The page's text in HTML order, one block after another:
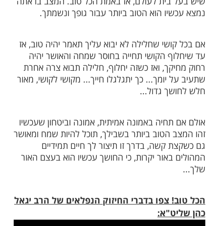
מוויזשניץ ואמר: "כשיש אמונה, אזי עכשיו
כן לא נכון לשיר ולזמר "זה יהיה טוב" - ואכן
כבר טוב היום" (רבי דוד צבי שנייבאלג)
שואלים לשלום חברנו ותשובתו היא: "בעזרת
מורה באצבע שכעת המצב לא טוב.
"אמונה בבורא היא לא לומר שיהיה
טוב!"
אנו רואים ומרגישים שלא הכל טוב, שיש